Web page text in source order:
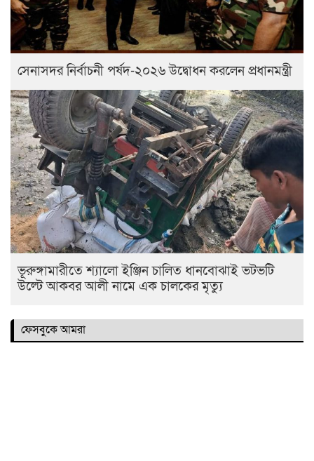
সেনাসদর নির্বাচনী পর্ষদ-২০২৬ উদ্বোধন করলেন প্রধানমন্ত্রী
ভূরুঙ্গামারীতে শ্যালো ইঞ্জিন চালিত ধানবোঝাই ভটভটি
উল্টে আকবর আলী নামে এক চালকের মৃত্যু
ফেসবুকে আমরা